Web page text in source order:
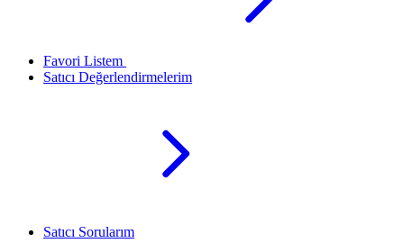
Favori Listem
Satıcı Değerlendirmelerim
Satıcı Sorularım